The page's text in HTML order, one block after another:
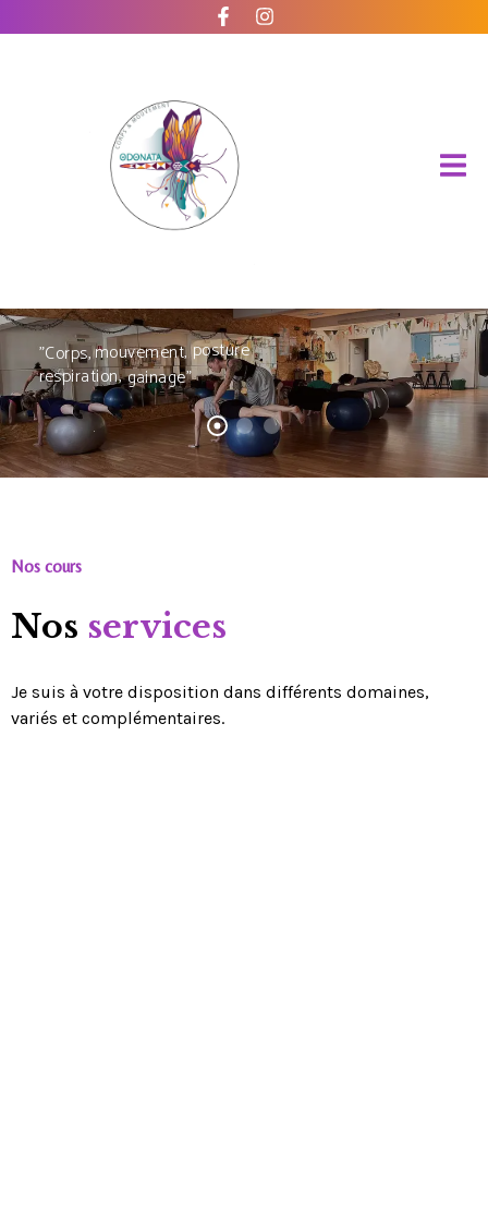
posture
"Corps,mouvement,
respiration,gainage"
Nos cours
Nos services
Je suis à votre disposition dans différents domaines,
variés et complémentaires.